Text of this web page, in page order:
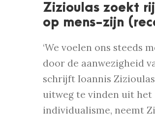
Zizioulas zoekt
op mens-zijn
‘We voelen ons steeds
door de aanwezigheid
schrijft Ioannis
uitweg te vinden uit het
individualisme, neemt